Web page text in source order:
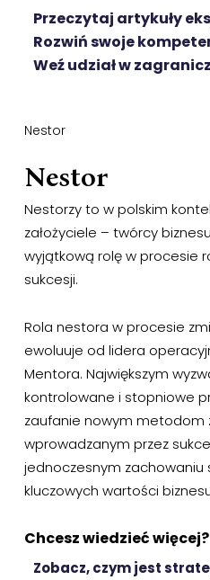
Przeczytaj artykuły
Rozwiń swoje
Weź udział w
Nestor
Nestor
Nestorzy to w polskim
założyciele – twórcy
wyjątkową rolę w procesie
sukcesji.
Rola nestora w procesie
ewoluuje od lidera
Mentora. Największym
kontrolowane i stopniowe
zaufanie nowym metodom
wprowadzanym przez
jednoczesnym zachowaniu
kluczowych wartości
Chcesz wiedzieć więcej?
Zobacz, czym jest